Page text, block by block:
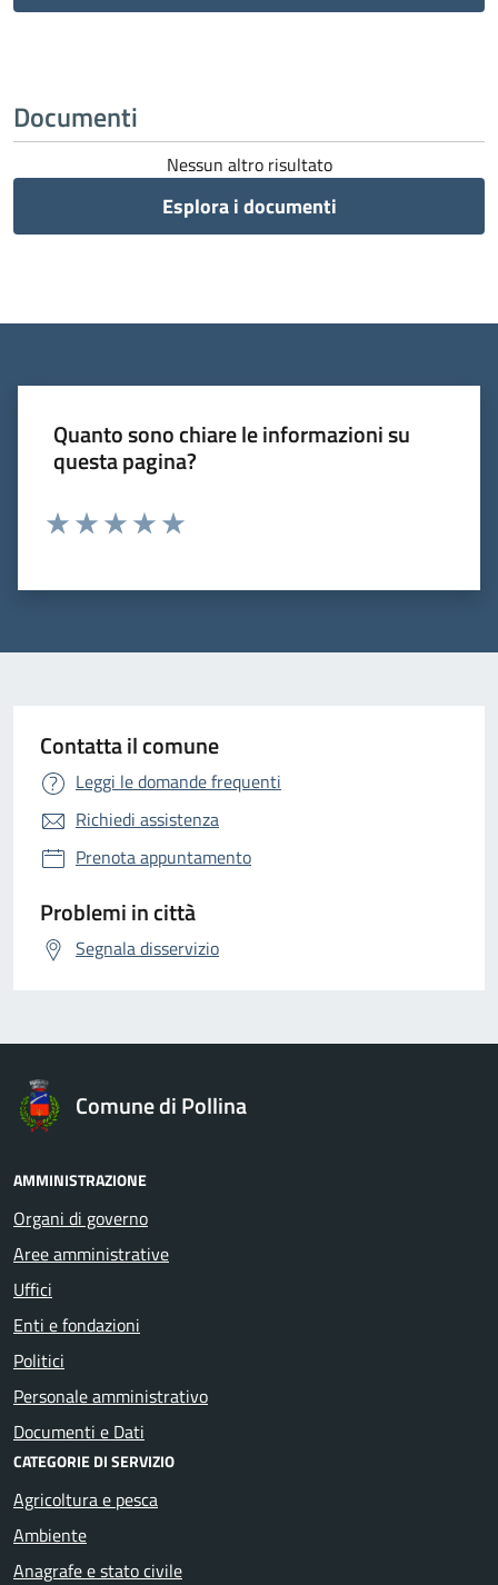
Documenti
Nessun altro risultato
Esplora i documenti
Quanto sono chiare le informazioni su
questa pagina?
Contatta il comune
Leggi le domande frequenti
Richiedi assistenza
Prenota appuntamento
Problemi in città
Segnala disservizio
Comune di Pollina
AMMINISTRAZIONE
Organi di governo
Aree amministrative
Uffici
Enti e fondazioni
Politici
Personale amministrativo
Documenti e Dati
CATEGORIE DI SERVIZIO
Agricoltura e pesca
Ambiente
Anagrafe e stato civile